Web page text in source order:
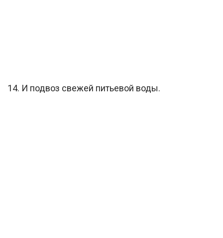
14. И подвоз свежей питьевой воды.